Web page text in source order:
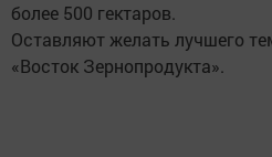
более 500 гектаров.
Оставляют желать лучшего
«Восток Зернопродукта».